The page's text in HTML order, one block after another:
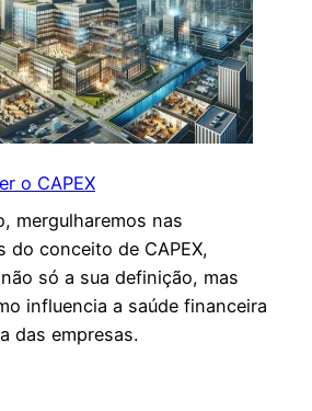
o CAPEX
mergulharemos nas
do conceito de CAPEX,
só a sua definição, mas
influencia a saúde financeira
das empresas.